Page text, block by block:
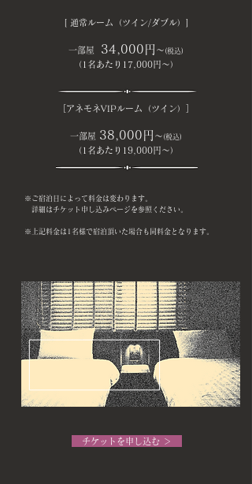
[ 通常ルーム（ツイン/ダブル）]
一部屋 34,000円 ～ (税込)
（1名あたり17,000円～）
［アネモネVIPルーム（ツイン）］
一部屋 38,000円 ～ (税込)
（1名あたり19,000円～）
※ご宿泊日によって料金は変わります。
詳細はチケット申し込みページを参照ください。
※上記料金は1名様で宿泊頂いた場合も同料金となります。
チケットを申し込む ＞